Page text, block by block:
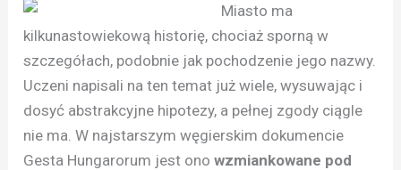
Miasto ma
kilkunastowiekową historię, chociaż sporną w
szczegółach, podobnie jak pochodzenie jego nazwy.
Uczeni napisali na ten temat już wiele, wysuwając i
dosyć abstrakcyjne hipotezy, a pełnej zgody ciągle
nie ma. W najstarszym węgierskim dokumencie
Gesta Hungarorum jest ono wzmiankowane pod